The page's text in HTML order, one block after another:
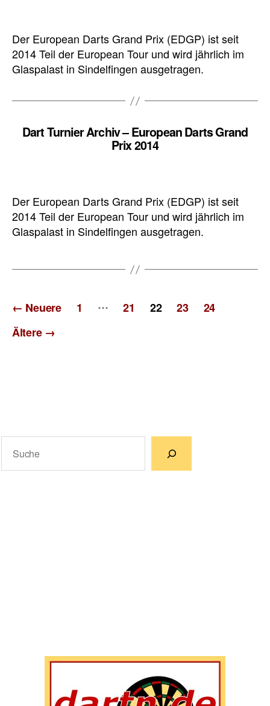
Der European Darts Grand Prix (EDGP) ist seit
2014 Teil der European Tour und wird jährlich im
Glaspalast in Sindelfingen ausgetragen.
Dart Turnier Archiv – European Darts Grand
Prix 2014
Der European Darts Grand Prix (EDGP) ist seit
2014 Teil der European Tour und wird jährlich im
Glaspalast in Sindelfingen ausgetragen.
Seitennummerierung
der
← Neuere 1 … 21 22 23
24
Ältere →